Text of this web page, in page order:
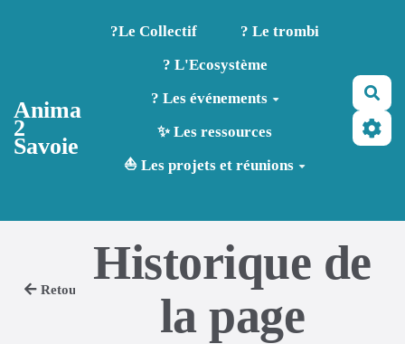
Aller au contenu principal
Anima
2
Savoie
?️Le Collectif
? Le trombi
? L'Ecosystème
? Les événements
✨ Les ressources
⛵ Les projets et réunions
Retour
Historique de
la page